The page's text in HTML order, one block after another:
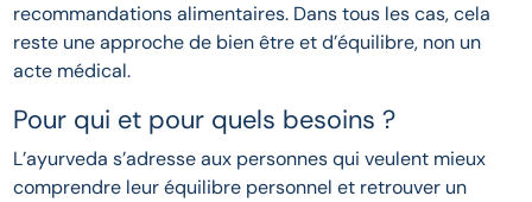
recommandations alimentaires. Dans tous les cas, cela
reste une approche de bien être et d’équilibre, non un
acte médical.
Pour qui et pour quels besoins ?
L’ayurveda s’adresse aux personnes qui veulent mieux
comprendre leur équilibre personnel et retrouver un